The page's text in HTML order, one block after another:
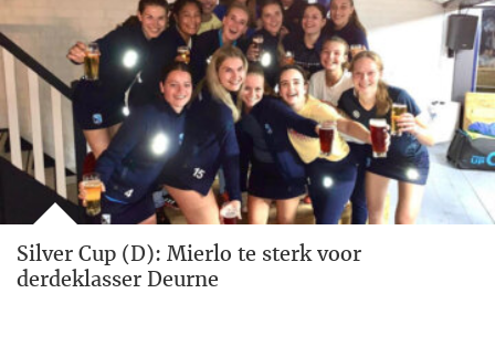
Silver Cup (D): Mierlo te sterk voor
derdeklasser Deurne